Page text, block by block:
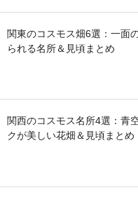
関東のコスモス畑6選：一面
られる名所＆見頃まとめ
関西のコスモス名所4選：青
クが美しい花畑＆見頃まとめ